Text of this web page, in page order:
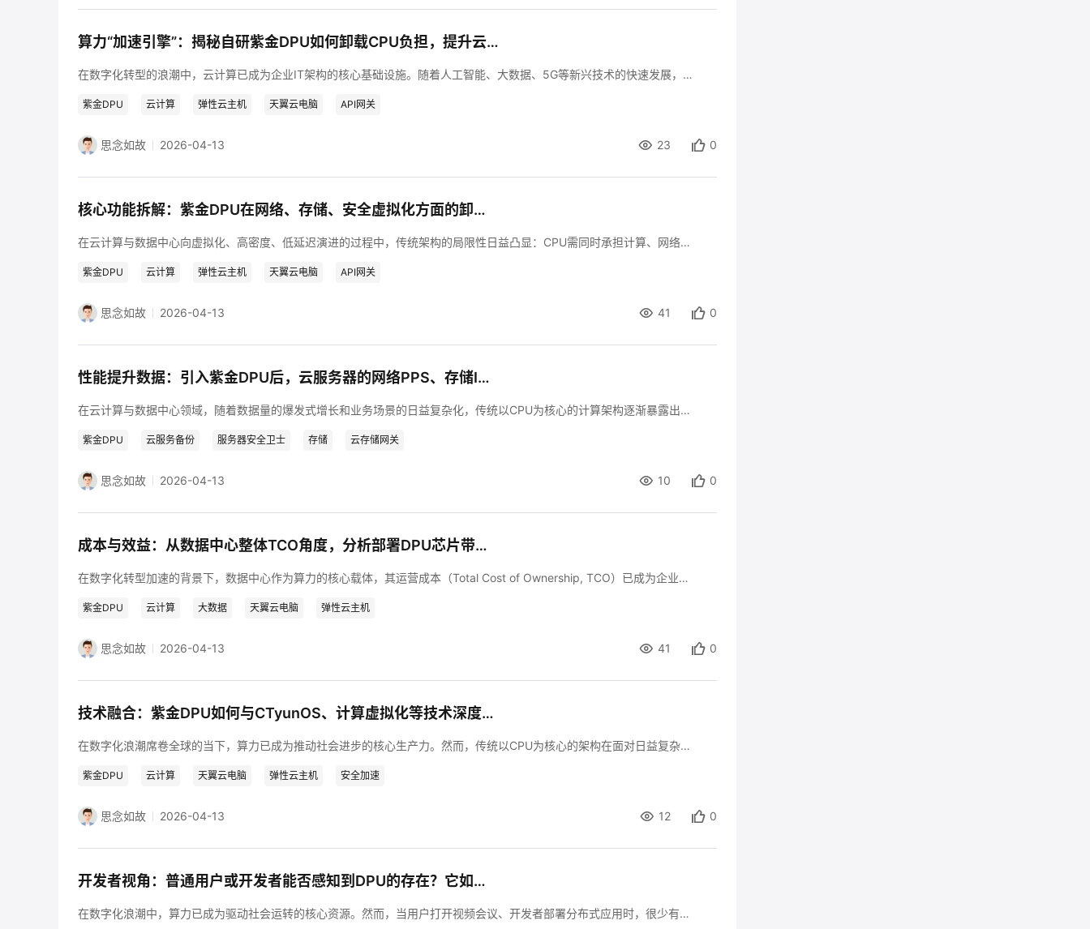
算力“加速引擎”：揭秘自研紫金DPU如何卸载CPU负担，提升云主机性能
在数字化转型的浪潮中，云计算已成为企业IT架构的核心基础设施。随着人工智能、大数据、5G等新兴技术的快速发展，云主机的算力需求呈现指数级增长。然而，传统以CPU为核心的架构正面临严峻挑战：数据密集型任务（如存储、网络处理）消耗大量CPU资源，导致计算效率下降、时延增加，甚至影响整体业务性能。如何突破这一瓶颈？一种新型硬件加速技术——数据处理器（DPU）正成为破解困局的关键。 本文将深入解析一种自研的紫金DPU（为便于表述，以下统称“紫金DPU”）如何通过硬件卸载技术，将原本由CPU承担的存储、网络等任务转移至专用处理器，从而释放CPU算力，显著提升云主机性能。
紫金DPU 云计算 弹性云主机 天翼云电脑 API网关
思念如故 2026-04-13 23 0
核心功能拆解：紫金DPU在网络、存储、安全虚拟化方面的卸载与加速原理
在云计算与数据中心向虚拟化、高密度、低延迟演进的过程中，传统架构的局限性日益凸显：CPU需同时承担计算、网络、存储和安全等多重任务，导致资源争用、性能瓶颈和能效低下。以网络虚拟化为例，软件实现的虚拟交换机（vSwitch）会消耗高达30%的CPU资源；存储虚拟化中，分布式存储协议的软件处理则进一步加剧了CPU负担。在此背景下，数据处理器（DPU）通过硬件卸载技术，将原本由CPU处理的虚拟化任务转移至专用硬件，成为突破性能瓶颈的关键。 本文将以一种自研的紫金DPU（为便于表述，以下统称“紫金DPU”）为例，深入解析其在网络、存储、安全虚拟化三大领域的卸载与加速原理，揭示其如何通过硬件重构实现算力效率的质变。
紫金DPU 云计算 弹性云主机 天翼云电脑 API网关
思念如故 2026-04-13 41 0
性能提升数据：引入紫金DPU后，云服务器的网络PPS、存储IOPS等指标实际提升多少？
在云计算与数据中心领域，随着数据量的爆发式增长和业务场景的日益复杂化，传统以CPU为核心的计算架构逐渐暴露出性能瓶颈。CPU在承担计算任务的同时，还需处理网络、存储和安全等虚拟化功能，导致算力资源被大量占用，整体性能难以满足需求。在此背景下，数据处理器（DPU）应运而生，通过硬件卸载与加速技术，显著提升了云服务器的关键性能指标。本文将结合实际数据，深入探讨引入紫金DPU后，云服务器在网络PPS、存储IOPS等核心指标上的提升效果。
紫金DPU 云服务备份 服务器安全卫士 存储 云存储网关
思念如故 2026-04-13 10 0
成本与效益：从数据中心整体TCO角度，分析部署DPU芯片带来的价值
在数字化转型加速的背景下，数据中心作为算力的核心载体，其运营成本（Total Cost of Ownership, TCO）已成为企业关注的焦点。传统架构下，数据中心需通过堆叠CPU、GPU等计算资源来满足性能需求，导致硬件成本、能耗和维护费用居高不下。而数据处理器（DPU）通过硬件卸载与加速技术，重新分配了计算、网络和存储任务，显著降低了数据中心的TCO。本文将从硬件成本、能耗、运维效率、业务弹性四个维度，结合实际场景数据，深入分析部署DPU芯片对数据中心整体TCO的价值。
紫金DPU 云计算 大数据 天翼云电脑 弹性云主机
思念如故 2026-04-13 41 0
技术融合：紫金DPU如何与CTyunOS、计算虚拟化等技术深度协同，实现软硬一体化？
在数字化浪潮席卷全球的当下，算力已成为推动社会进步的核心生产力。然而，传统以CPU为核心的架构在面对日益复杂的数据处理需求时，逐渐暴露出性能瓶颈、能耗高企等问题。在此背景下，紫金DPU作为新一代专用处理器，通过与操作系统、计算虚拟化等技术的深度协同，构建了软硬一体化的新型算力架构，为数据中心的高效运行提供了全新范式。
紫金DPU 云计算 天翼云电脑 弹性云主机 安全加速
思念如故 2026-04-13 12 0
开发者视角：普通用户或开发者能否感知到DPU的存在？它如何提升上层应用体验？
在数字化浪潮中，算力已成为驱动社会运转的核心资源。然而，当用户打开视频会议、开发者部署分布式应用时，很少有人意识到背后存在一种名为DPU（Data Processing Unit）的专用处理器。这种“隐形”的技术革新，正通过硬件加速与算力卸载，悄然重塑着上层应用的体验边界。本文将从开发者与普通用户的双重视角，解析DPU的透明化存在及其对应用性能的深远影响。